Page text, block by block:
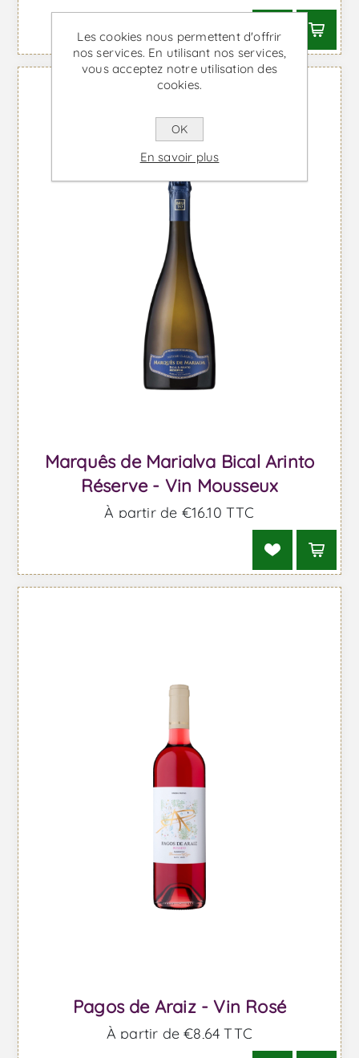
Marquês de Marialva Bical Arinto
Réserve - Vin Mousseux
À partir de €16,10 TTC
Pagos de Araiz - Vin Rosé
À partir de €8,64 TTC
Les cookies nous permettent d'offrir
nos services. En utilisant nos services,
vous acceptez notre utilisation des
cookies.
OK
En savoir plus